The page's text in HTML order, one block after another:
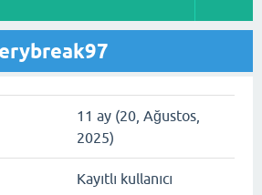
11 ay (20, Ağustos,
2025)
Kayıtlı kullanıcı